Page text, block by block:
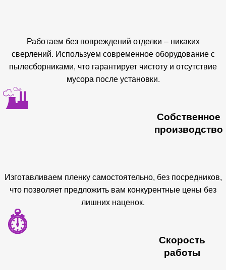
Работаем без повреждений отделки – никаких
сверлений. Используем современное оборудование с
пылесборниками, что гарантирует чистоту и отсутствие
мусора после установки.
Собственное
производство
Изготавливаем пленку самостоятельно, без посредников,
что позволяет предложить вам конкурентные цены без
лишних наценок.
Скорость
работы